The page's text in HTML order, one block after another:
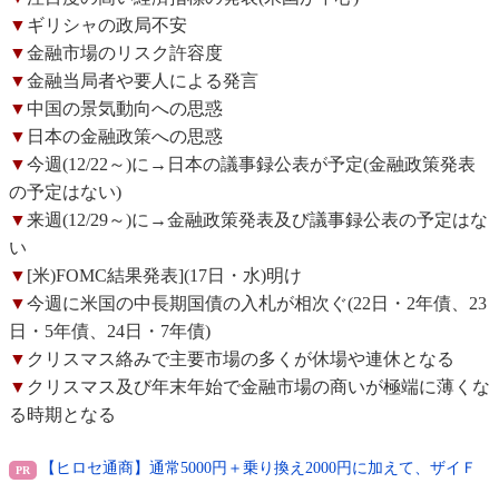
▼ ギリシャの政局不安
▼金融市場のリスク許容度
▼金融当局者や要人による発言
▼ 中国の景気動向への思惑
▼ 日本の金融政策への思惑
▼今週(12/22～)に→日本の議事録公表が予定(金融政策発表
の予定はない)
▼来週(12/29～)に→金融政策発表及び議事録公表の予定はな
い
▼ [米)FOMC結果発表](17日・水)明け
▼今週に米国の中長期国債の入札が相次ぐ(22日・2年債、23
日・5年債、24日・7年債)
▼ クリスマス絡みで主要市場の多くが休場や連休となる
▼ クリスマス及び年末年始で金融市場の商いが極端に薄くな
る時期となる
【ヒロセ通商】通常5000円＋乗り換え2000円に加えて、ザイＦ